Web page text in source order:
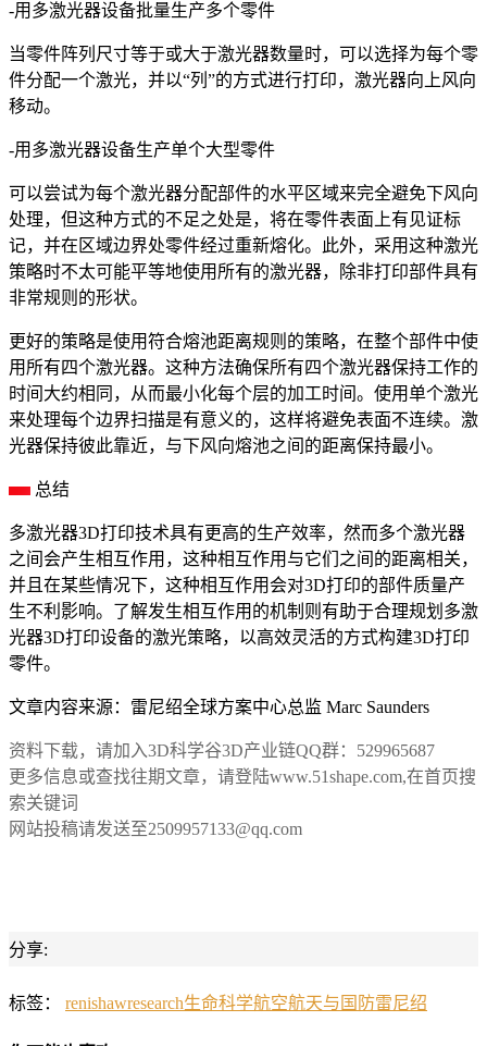
-用多激光器设备批量生产多个零件
当零件阵列尺寸等于或大于激光器数量时，可以选择为每个零
件分配一个激光，并以“列”的方式进行打印，激光器向上风向
移动。
-用多激光器设备生产单个大型零件
可以尝试为每个激光器分配部件的水平区域来完全避免下风向
处理，但这种方式的不足之处是，将在零件表面上有见证标
记，并在区域边界处零件经过重新熔化。此外，采用这种激光
策略时不太可能平等地使用所有的激光器，除非打印部件具有
非常规则的形状。
更好的策略是使用符合熔池距离规则的策略，在整个部件中使
用所有四个激光器。这种方法确保所有四个激光器保持工作的
时间大约相同，从而最小化每个层的加工时间。使用单个激光
来处理每个边界扫描是有意义的，这样将避免表面不连续。激
光器保持彼此靠近，与下风向熔池之间的距离保持最小。
总结
多激光器3D打印技术具有更高的生产效率，然而多个激光器
之间会产生相互作用，这种相互作用与它们之间的距离相关，
并且在某些情况下，这种相互作用会对3D打印的部件质量产
生不利影响。了解发生相互作用的机制则有助于合理规划多激
光器3D打印设备的激光策略，以高效灵活的方式构建3D打印
零件。
文章内容来源：雷尼绍全球方案中心总监 Marc Saunders
资料下载，请加入3D科学谷3D产业链QQ群：529965687
更多信息或查找往期文章，请登陆www.51shape.com,在首页搜
索关键词
网站投稿请发送至2509957133@qq.com
分享:
标签： renishawresearch生命科学航空航天与国防雷尼绍